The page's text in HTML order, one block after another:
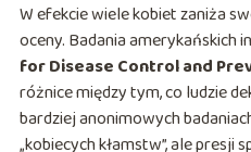
W efekcie wiele kobiet zaniża
oceny. Badania amerykańskich
for Disease Control and
różnice między tym, co ludzie
bardziej anonimowych
„kobiecych kłamstw”, ale presji